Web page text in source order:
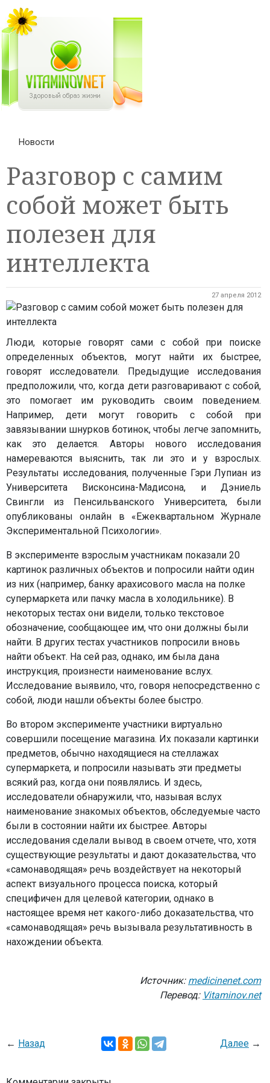
Новости
Разговор с самим
собой может быть
полезен для
интеллекта
27 апреля 2012
Люди, которые говорят сами с собой при поиске
определенных объектов, могут найти их быстрее,
говорят исследователи. Предыдущие исследования
предположили, что, когда дети разговаривают с собой,
это помогает им руководить своим поведением.
Например, дети могут говорить с собой при
завязывании шнурков ботинок, чтобы легче запомнить,
как это делается. Авторы нового исследования
намереваются выяснить, так ли это и у взрослых.
Результаты исследования, полученные Гэри Лупиан из
Университета Висконсина-Мадисона, и Дэниель
Свингли из Пенсильванского Университета, были
опубликованы онлайн в «Ежеквартальном Журнале
Экспериментальной Психологии».
В эксперименте взрослым участникам показали 20
картинок различных объектов и попросили найти один
из них (например, банку арахисового масла на полке
супермаркета или пачку масла в холодильнике). В
некоторых тестах они видели, только текстовое
обозначение, сообщающее им, что они должны были
найти. В других тестах участников попросили вновь
найти объект. На сей раз, однако, им была дана
инструкция, произнести наименование вслух.
Исследование выявило, что, говоря непосредственно с
собой, люди нашли объекты более быстро.
Во втором эксперименте участники виртуально
совершили посещение магазина. Их показали картинки
предметов, обычно находящиеся на стеллажах
супермаркета, и попросили называть эти предметы
всякий раз, когда они появлялись. И здесь,
исследователи обнаружили, что, называя вслух
наименование знакомых объектов, обследуемые часто
были в состоянии найти их быстрее. Авторы
исследования сделали вывод в своем отчете, что, хотя
существующие результаты и дают доказательства, что
«самонаводящая» речь воздействует на некоторый
аспект визуального процесса поиска, который
специфичен для целевой категории, однако в
настоящее время нет какого-либо доказательства, что
«самонаводящая» речь вызывала результативность в
нахождении объекта.
Источник: medicinenet.com
Перевод: Vitaminov.net
← Назад Далее →